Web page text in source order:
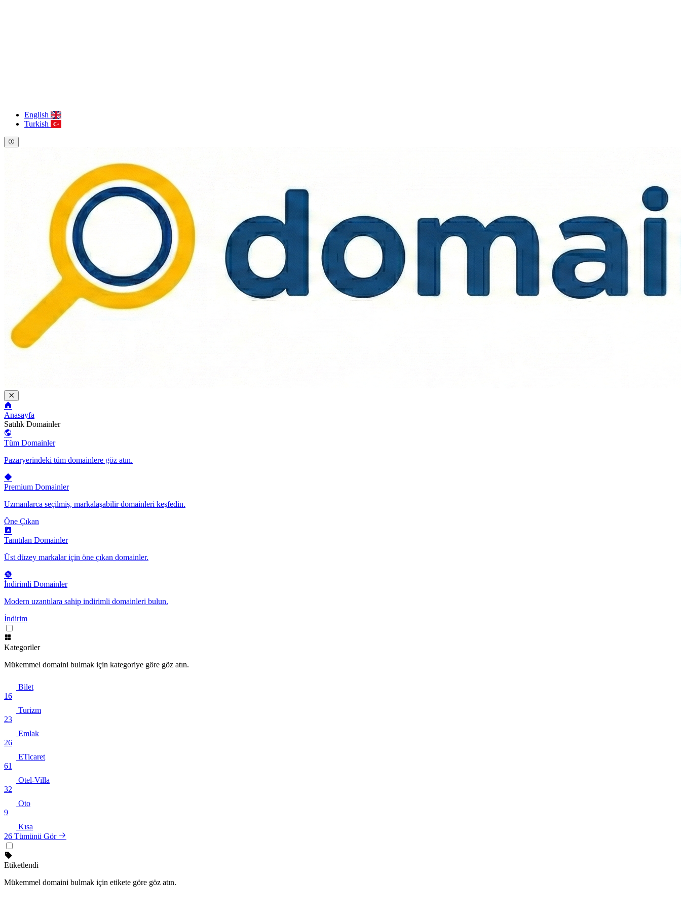
English
Turkish
Anasayfa
Satılık Domainler
Tüm Domainler
Pazaryerindeki tüm domainlere göz atın.
Premium Domainler
Uzmanlarca seçilmiş, markalaşabilir domainleri keşfedin.
Öne Çıkan
Tanıtılan Domainler
Üst düzey markalar için öne çıkan domainler.
İndirimli Domainler
Modern uzantılara sahip indirimli domainleri bulun.
İndirim
Kategoriler
Mükemmel domaini bulmak için kategoriye göre göz atın.
Bilet
16
Turizm
23
Emlak
26
ETicaret
61
Otel-Villa
32
Oto
9
Kısa
26 Tümünü Gör
Etiketlendi
Mükemmel domaini bulmak için etikete göre göz atın.